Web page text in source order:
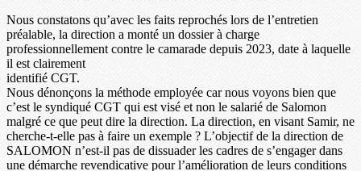
Nous constatons qu’avec les faits reprochés lors de l’entretien
préalable, la direction a monté un dossier à charge
professionnellement contre le camarade depuis 2023, date à laquelle
il est clairement
identifié CGT.
Nous dénonçons la méthode employée car nous voyons bien que
c’est le syndiqué CGT qui est visé et non le salarié de Salomon
malgré ce que peut dire la direction. La direction, en visant Samir, ne
cherche-t-elle pas à faire un exemple ? L’objectif de la direction de
SALOMON n’est-il pas de dissuader les cadres de s’engager dans
une démarche revendicative pour l’amélioration de leurs conditions